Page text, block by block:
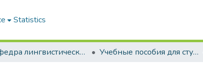
Statistics
Кафедра лингвистических дисциплин Учебные пособия для студентов, изучающих английский язык